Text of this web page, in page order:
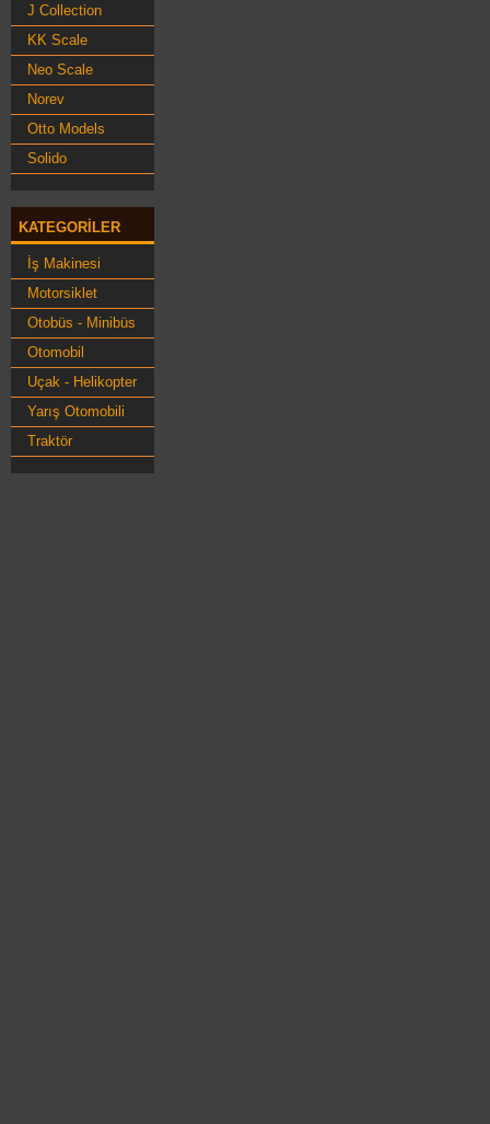
J Collection
KK Scale
Neo Scale
Norev
Otto Models
Solido
KATEGORILER
İş Makinesi
Motorsiklet
Otobüs - Minibüs
Otomobil
Uçak - Helikopter
Yarış Otomobili
Traktör